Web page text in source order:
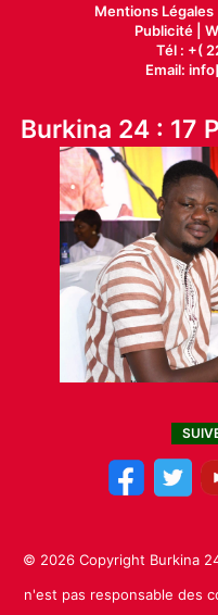
Mentions Légales |
Publicité|
Tél : +(
Email:
Burkina 24 : 17
© 2026 Copyright Burkina
n'est pas responsable des